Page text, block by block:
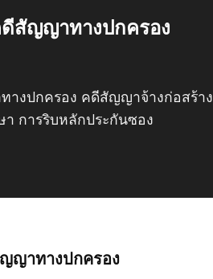
สัญญาทางปกครอง
างปกครอง คดีสัญญาจ้างก่อสร้าง
า การริบหลักประกันซอง
ญาทางปกครอง